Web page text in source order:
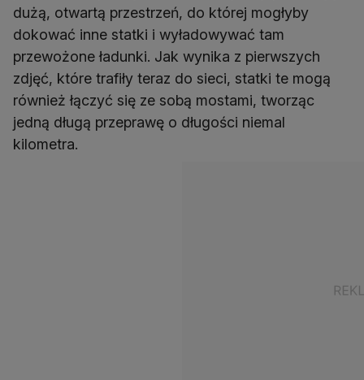
dużą, otwartą przestrzeń, do której mogłyby
dokować inne statki i wyładowywać tam
przewożone ładunki. Jak wynika z pierwszych
zdjęć, które trafiły teraz do sieci, statki te mogą
również łączyć się ze sobą mostami, tworząc
jedną długą przeprawę o długości niemal
kilometra.